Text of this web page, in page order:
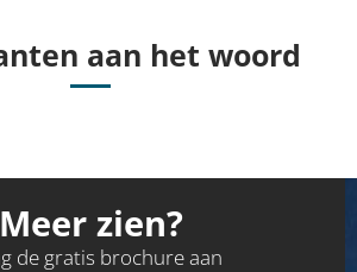
aan het woord
Meer zien?
de gratis brochure aan